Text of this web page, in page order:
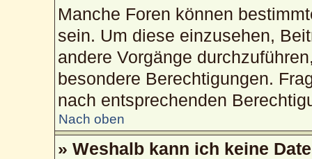
Manche Foren können
sein. Um diese einzusehen,
andere Vorgänge
besondere Berechtigungen.
nach entsprechenden
Nach oben
» Weshalb kann ich keine